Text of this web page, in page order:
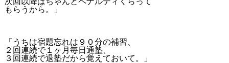
もらうから。」
「うちは宿題忘れは９０分の補習、
２回連続で１ヶ月毎日通塾、
３回連続で退塾だから覚えておいて。」